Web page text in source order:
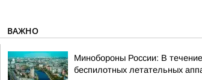
ВАЖНО
Минобороны России: В
беспилотных летательных